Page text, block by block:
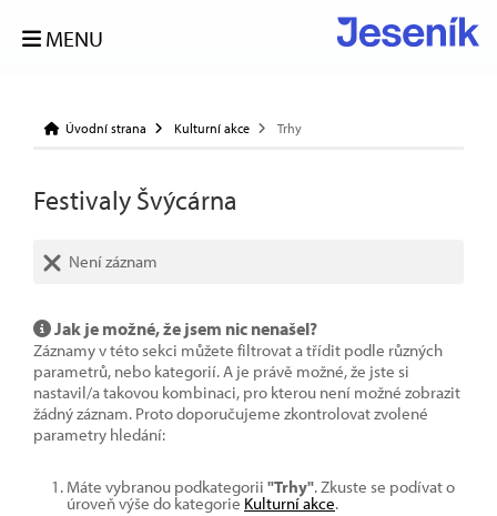
MENU
Úvodní strana Kulturní akce Trhy
Festivaly Švýcárna
Není záznam
Jak je možné, že jsem nic nenašel?
Záznamy v této sekci můžete filtrovat a třídit podle různých
parametrů, nebo kategorií. A je právě možné, že jste si
nastavil/a takovou kombinaci, pro kterou není možné zobrazit
žádný záznam. Proto doporučujeme zkontrolovat zvolené
parametry hledání:
Máte vybranou podkategorii "Trhy". Zkuste se podívat o
úroveň výše do kategorie Kulturní akce.